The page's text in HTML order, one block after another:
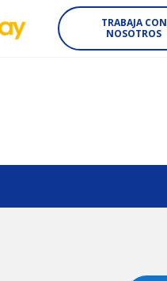
TRABAJA CON
NOSOTROS